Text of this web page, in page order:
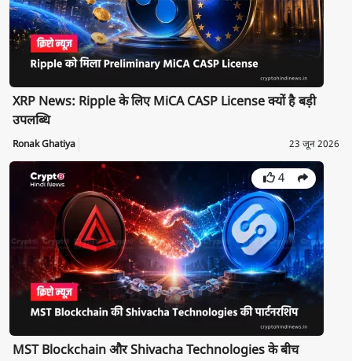
XRP News: Ripple के लिए MiCA CASP License क्यों है बड़ी
उपलब्धि
Ronak Ghatiya 23 जून 2026
4
MST Blockchain और Shivacha Technologies के बीच